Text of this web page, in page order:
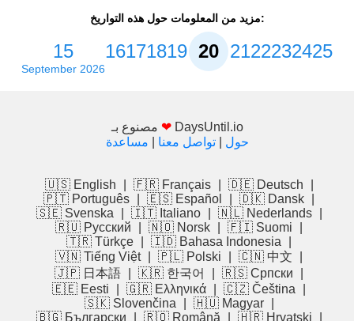
مزيد من المعلومات حول هذه التواريخ:
15
September 2026
16171819202122232425
❤ DaysUntil.io
حول |تواصل معنا مساعدة
🇺🇸 English 🇫🇷 Français 🇩🇪 Deutsch
🇵🇹 Português
🇪🇸 Español 🇩🇰 Dansk
🇸🇪 Svenska
🇮🇹 Italiano 🇳🇱 Nederlands
🇷🇺 Русский
🇳🇴 Norsk 🇫🇮 Suomi
🇹🇷 Türkçe
🇮🇩 Bahasa Indonesia
🇻🇳 Tiếng Việt
🇵🇱 Polski 🇨🇳 中文
🇯🇵 日本語
🇰🇷 한국어 🇷🇸 Српски
🇪🇪 Eesti
🇬🇷 Ελληνικά 🇨🇿 Čeština
🇸🇰 Slovenčina
🇭🇺 Magyar
🇧🇬 Български
🇷🇴 Română 🇭🇷 Hrvatski